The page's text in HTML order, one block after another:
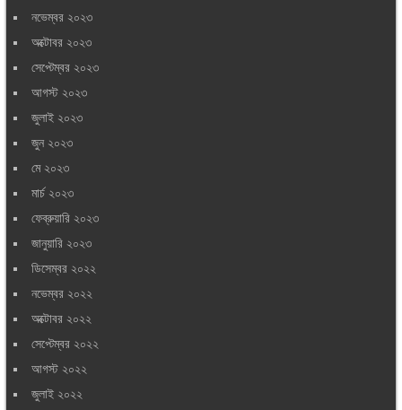
নভেম্বর ২০২৩
অক্টোবর ২০২৩
সেপ্টেম্বর ২০২৩
আগস্ট ২০২৩
জুলাই ২০২৩
জুন ২০২৩
মে ২০২৩
মার্চ ২০২৩
ফেব্রুয়ারি ২০২৩
জানুয়ারি ২০২৩
ডিসেম্বর ২০২২
নভেম্বর ২০২২
অক্টোবর ২০২২
সেপ্টেম্বর ২০২২
আগস্ট ২০২২
জুলাই ২০২২